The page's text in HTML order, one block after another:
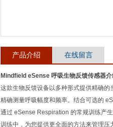
产品介绍 在线留言
Mindfield eSense 呼吸生物反馈传感器
这款生物反馈设备以多种形式提供精确
精确测量呼吸幅度和频率。结合可选的
通过 eSense Respiration 的常规训练产
训练中，为您提供更全面的方法来管理压